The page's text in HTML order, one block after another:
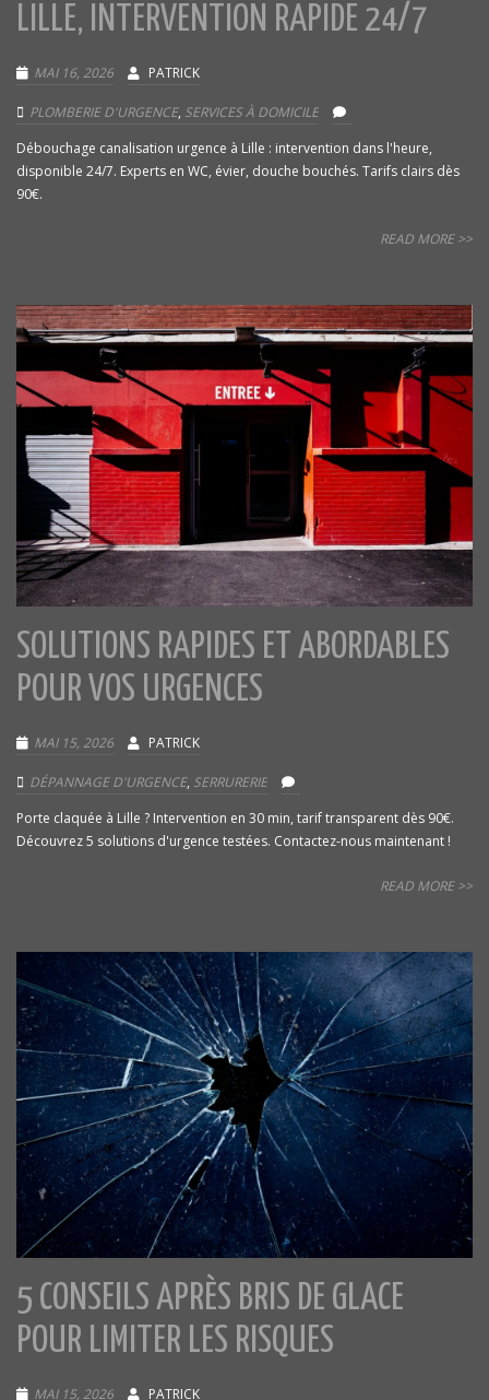
LILLE, INTERVENTION RAPIDE 24/7
MAI 16, 2026 PATRICK
PLOMBERIE D'URGENCE, SERVICES À DOMICILE
Débouchage canalisation urgence à Lille : intervention dans l'heure,
disponible 24/7. Experts en WC, évier, douche bouchés. Tarifs clairs dès
90€.
READ MORE >>
SOLUTIONS RAPIDES ET ABORDABLES
POUR VOS URGENCES
MAI 15, 2026 PATRICK
DÉPANNAGE D'URGENCE, SERRURERIE
Porte claquée à Lille ? Intervention en 30 min, tarif transparent dès 90€.
Découvrez 5 solutions d'urgence testées. Contactez-nous maintenant !
READ MORE >>
5 CONSEILS APRÈS BRIS DE GLACE
POUR LIMITER LES RISQUES
MAI 15, 2026 PATRICK